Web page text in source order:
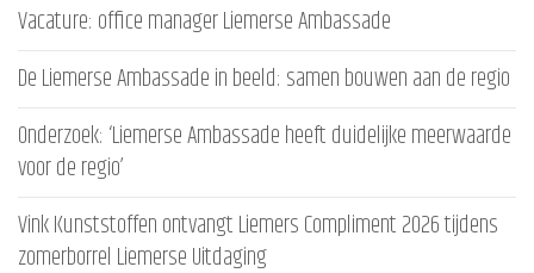
Vacature: office manager Liemerse Ambassade
De Liemerse Ambassade in beeld: samen bouwen aan de regio
Onderzoek: ‘Liemerse Ambassade heeft duidelijke meerwaarde
voor de regio’
Vink Kunststoffen ontvangt Liemers Compliment 2026 tijdens
zomerborrel Liemerse Uitdaging